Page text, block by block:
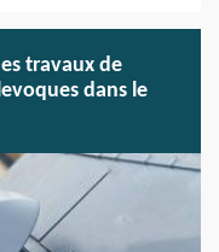
travaux de
dans le